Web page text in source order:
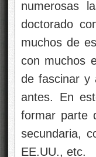
vocaciones
los autores
Centro de
accedieron
(FECyT)
ya se
bachillerato,